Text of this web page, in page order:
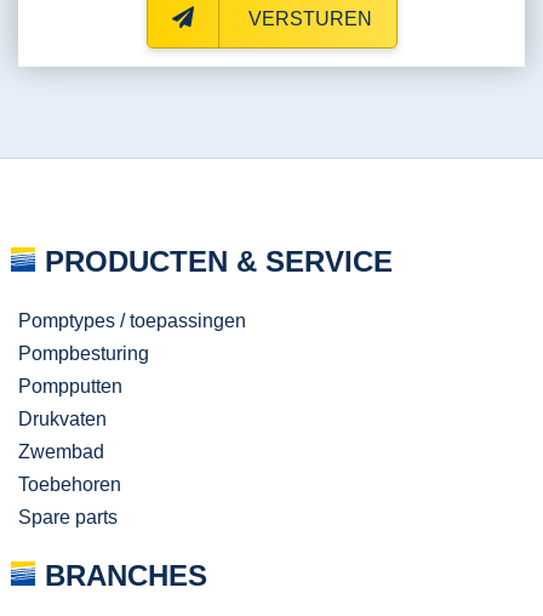
VERSTUREN
PRODUCTEN & SERVICE
Pomptypes / toepassingen
Pompbesturing
Pompputten
Drukvaten
Zwembad
Toebehoren
Spare parts
BRANCHES